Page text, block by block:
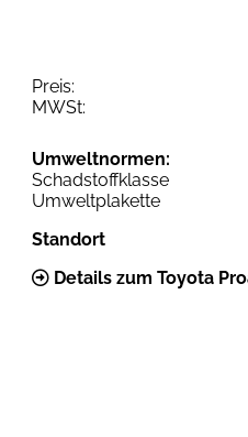
Preis:
MWSt:
Umweltnormen:
Schadstoffklasse
Umweltplakette
Standort
Details zum Toyota